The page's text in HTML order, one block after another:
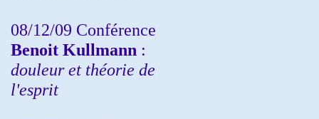
08/12/09 Conférence
Benoit Kullmann :
douleur et théorie de
l'esprit